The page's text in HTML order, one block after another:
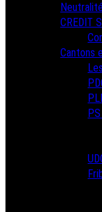
CREDIT
Cantons